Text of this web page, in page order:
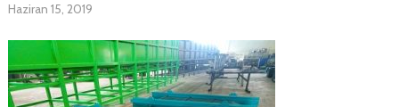
Haziran 15, 2019